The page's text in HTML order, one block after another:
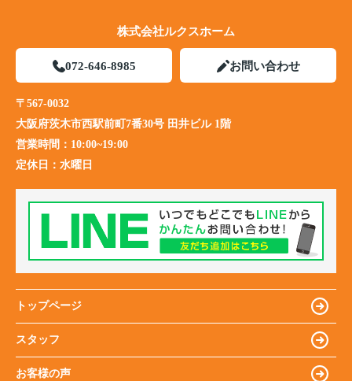
株式会社ルクスホーム
072-646-8985 お問い合わせ
〒567-0032
大阪府茨木市西駅前町7番30号 田井ビル 1階
営業時間： 10:00~19:00
定休日： 水曜日
トップページ
スタッフ
お客様の声